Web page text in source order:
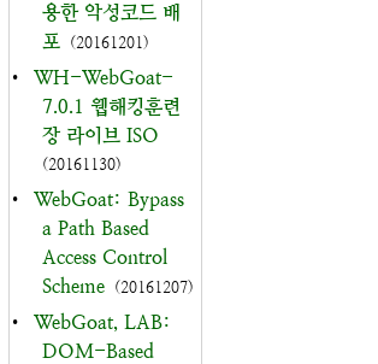
용한 악성코드 배
포 (20161201)
•
WH-WebGoat-
7.0.1 웹해킹훈련
장 라이브 ISO
(20161130)
•
WebGoat: Bypass
a Path Based
Access Control
Scheme (20161207)
•
WebGoat, LAB:
DOM-Based